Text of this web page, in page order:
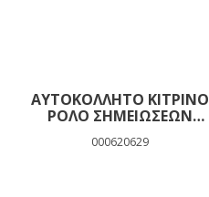
ΑΥΤΟΚΟΛΛΗΤΟ ΚΙΤΡΙΝΟ
ΡΟΛΟ ΣΗΜΕΙΩΣΕΩΝ
ΦΑΛΑΙΝΑ LUNA
000620629